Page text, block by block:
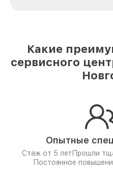
Какие
сервисного
Опытные
Стаж от 5 лет Прошли
Постоянное